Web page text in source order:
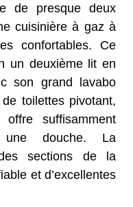
de presque deux
cuisinière à gaz à
confortables. Ce
un deuxième lit en
son grand lavabo
toilettes pivotant,
suffisamment
une douche. La
sections de la
et d’excellentes